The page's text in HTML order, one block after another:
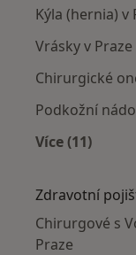
Kýla (hernia) v
Vrásky v Praze
Chirurgické
Podkožní
Více (11)
Zdravotní
Chirurgové s
Praze